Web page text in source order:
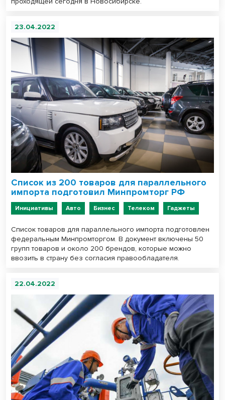
23.04.2022
Список из 200 товаров для параллельного
импорта подготовил Минпромторг РФ
Инициативы Авто Бизнес Телеком Гаджеты
Список товаров для параллельного импорта подготовлен
федеральным Минпромторгом. В документ включены 50
групп товаров и около 200 брендов, которые можно
ввозить в страну без согласия правообладателя.
22.04.2022